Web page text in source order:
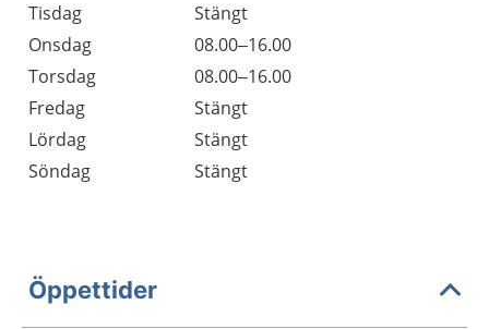
Tisdag
Stängt
Onsdag
08.00–16.00
Torsdag
08.00–16.00
Fredag
Stängt
Lördag
Stängt
Söndag
Stängt
Öppettider